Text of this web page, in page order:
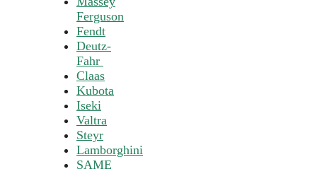
Ferguson
Fendt
Deutz-
Fahr
Claas
Kubota
Iseki
Valtra
Steyr
Lamborghini
SAME